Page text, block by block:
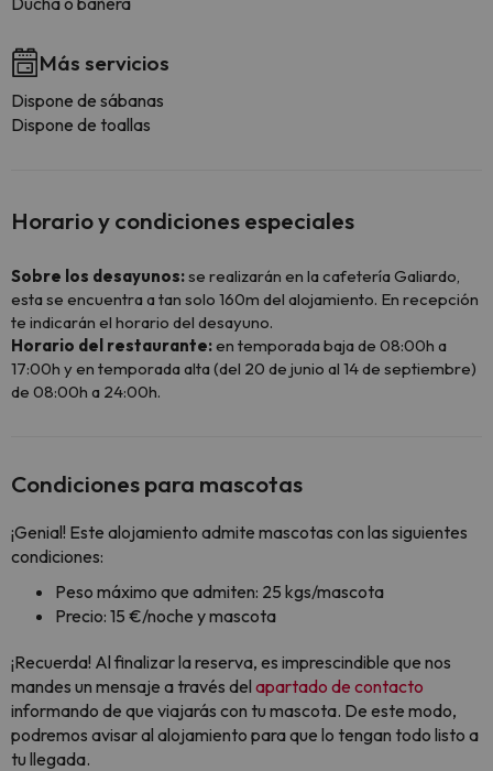
Más servicios
Dispone de sábanas
Dispone de toallas
Horario y condiciones especiales
Sobre los desayunos:se realizarán en la cafetería Galiardo,
esta se encuentra a tan solo 160m del alojamiento. En recepción
te indicarán el horario del desayuno.
Horario del restaurante:en temporada baja de 08:00h a
17:00h y en temporada alta (del 20 de junio al 14 de septiembre)
de 08:00h a 24:00h.
Condiciones para mascotas
¡Genial! Este alojamiento admite mascotas con las siguientes
condiciones:
Peso máximo que admiten: 25 kgs/mascota
Precio: 15 €/noche y mascota
¡Recuerda! Al finalizar la reserva, es imprescindible que nos
mandes un mensaje a través del apartado de contacto
informando de que viajarás con tu mascota. De este modo,
podremos avisar al alojamiento para que lo tengan todo listo a
tu llegada.